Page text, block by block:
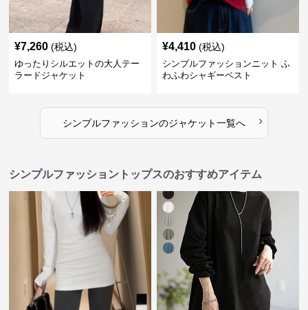
¥7,260 (税込)
ゆったりシルエットの大人テー
ラードジャケット
¥4,410 (税込)
シンプルファッションニット ふ
わふわシャギーベスト
シンプルファッションのジャケット一覧へ ›
シンプルファッショントップスのおすすめアイテム